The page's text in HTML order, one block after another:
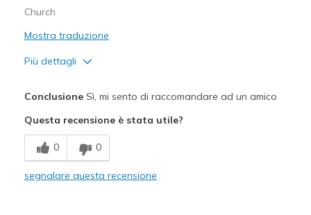
Church
Mostra traduzione
Più dettagli
Migliori Utilizzi:
Casual Wear
ConclusioneSì, mi sento di raccomandare ad un amico
Questa recensione è stata utile?
0 0
segnalare questa recensione